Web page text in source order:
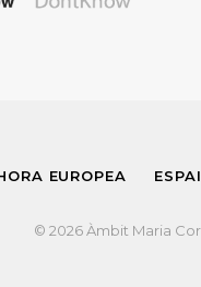
EUROPEA
© 2026 Àmbit Maria